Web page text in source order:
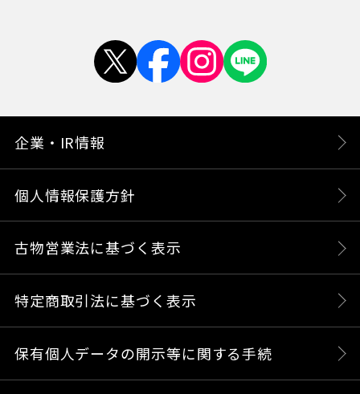
企業・IR情報
個人情報保護方針
古物営業法に基づく表示
特定商取引法に基づく表示
保有個人データの開示等に関する手続